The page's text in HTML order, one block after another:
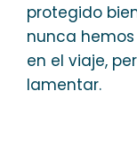
protegido
nunca
en el viaje,
lamentar.